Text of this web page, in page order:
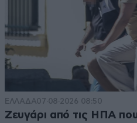
ΕΛΛΑΔΑ07·08·2026 08:50
Ζευγάρι από τις ΗΠΑ